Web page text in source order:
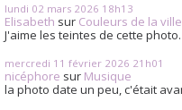
lundi 02 mars 2026 18h13
Elisabeth sur Couleurs de la ville
J'aime les teintes de cette
mercredi 11 février 2026 21h01
nicéphore sur Musique
la photo date un peu, c'était